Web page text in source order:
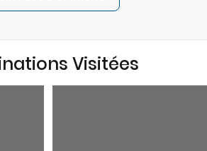
Visitées